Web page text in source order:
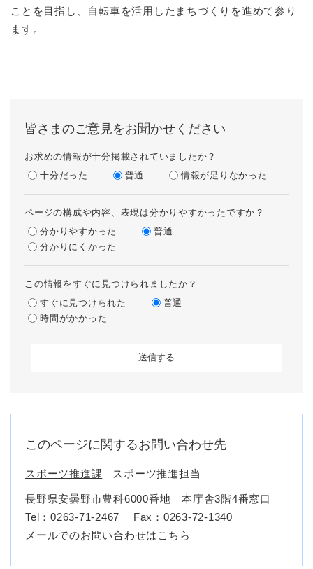
ことを目指し、自転車を活用したまちづくりを進めて参り
ます。
皆さまのご意見をお聞かせください
お求めの情報が十分掲載されていましたか？
十分だった
普通 情報が足りなかった
ページの構成や内容、表現は分かりやすかったですか？
分かりやすかった
普通
分かりにくかった
この情報をすぐに見つけられましたか？
すぐに見つけられた
普通
時間がかかった
このページに関するお問い合わせ先
スポーツ推進課 スポーツ推進担当
長野県安曇野市豊科6000番地 本庁舎3階4番窓口
Tel：0263-71-2467
Fax：0263‐72‐1340
メールでのお問い合わせはこちら